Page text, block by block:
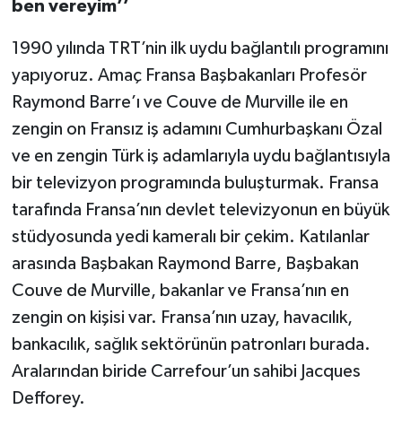
ben vereyim’’
1990 yılında TRT’nin ilk uydu bağlantılı programını
yapıyoruz. Amaç Fransa Başbakanları Profesör
Raymond Barre’ı ve Couve de Murville ile en
zengin on Fransız iş adamını Cumhurbaşkanı Özal
ve en zengin Türk iş adamlarıyla uydu bağlantısıyla
bir televizyon programında buluşturmak. Fransa
tarafında Fransa’nın devlet televizyonun en büyük
stüdyosunda yedi kameralı bir çekim. Katılanlar
arasında Başbakan Raymond Barre, Başbakan
Couve de Murville, bakanlar ve Fransa’nın en
zengin on kişisi var. Fransa’nın uzay, havacılık,
bankacılık, sağlık sektörünün patronları burada.
Aralarından biride Carrefour’un sahibi Jacques
Defforey.